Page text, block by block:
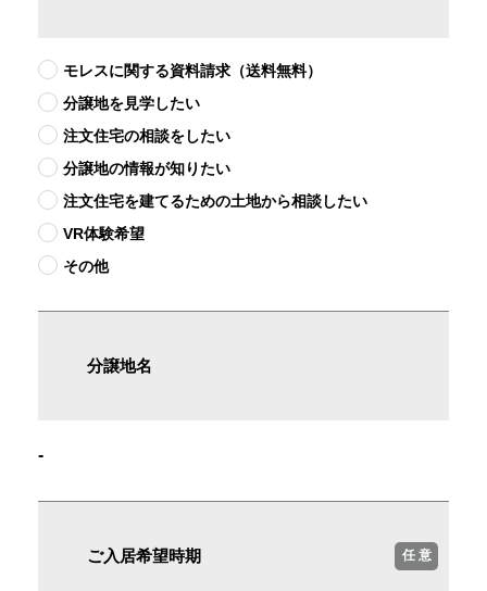
モレスに関する資料請求（送料無料）
分譲地を見学したい
注文住宅の相談をしたい
分譲地の情報が知りたい
注文住宅を建てるための土地から相談したい
VR体験希望
その他
分譲地名
-
ご入居希望時期 任 意